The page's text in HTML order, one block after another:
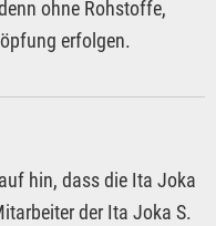
ohne Rohstoffe,
erfolgen.
hin, dass die Ita Joka
der Ita Joka S.